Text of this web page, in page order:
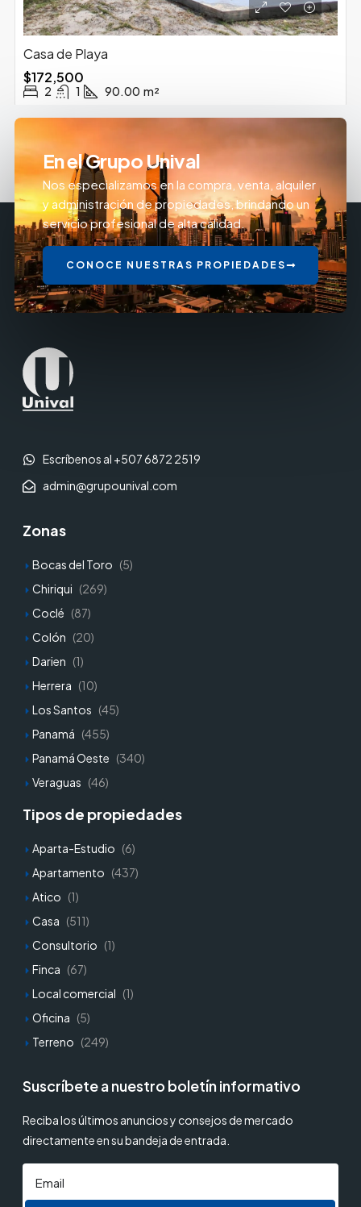
Casa de Playa
$172,500
2 1 90.00 m²
En el Grupo Unival
Nos especializamos en la compra, venta, alquiler
y administración de propiedades, brindando un
servicio profesional de alta calidad.
CONOCE NUESTRAS PROPIEDADES
Escríbenos al +507 6872 2519
admin@grupounival.com
Zonas
Bocas del Toro (5)
Chiriqui (269)
Coclé (87)
Colón (20)
Darien (1)
Herrera (10)
Los Santos (45)
Panamá (455)
Panamá Oeste (340)
Veraguas (46)
Tipos de propiedades
Aparta-Estudio (6)
Apartamento (437)
Atico (1)
Casa (511)
Consultorio (1)
Finca (67)
Local comercial (1)
Oficina (5)
Terreno (249)
Suscríbete a nuestro boletín informativo
Reciba los últimos anuncios y consejos de mercado
directamente en su bandeja de entrada.